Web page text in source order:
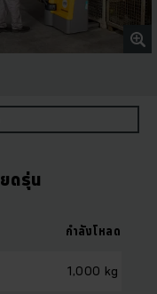
ดรุ่น
กำลังโหลด
1,000 kg